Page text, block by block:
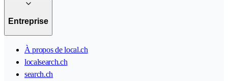
Entreprise
À propos de local.ch
localsearch.ch
search.ch